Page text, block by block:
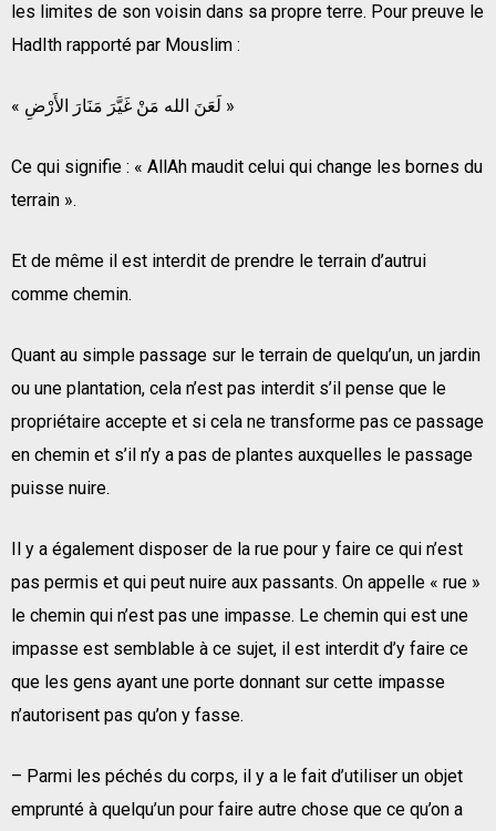
les limites de son voisin dans sa propre terre. Pour preuve le
HadIth rapporté par Mouslim :
« لَعَنَ الله مَنْ غَيَّرَ مَنَارَ الأَرْضِ »
Ce qui signifie : « AllAh maudit celui qui change les bornes du
terrain ».
Et de même il est interdit de prendre le terrain d’autrui
comme chemin.
Quant au simple passage sur le terrain de quelqu’un, un jardin
ou une plantation, cela n’est pas interdit s’il pense que le
propriétaire accepte et si cela ne transforme pas ce passage
en chemin et s’il n’y a pas de plantes auxquelles le passage
puisse nuire.
Il y a également disposer de la rue pour y faire ce qui n’est
pas permis et qui peut nuire aux passants. On appelle « rue »
le chemin qui n’est pas une impasse. Le chemin qui est une
impasse est semblable à ce sujet, il est interdit d’y faire ce
que les gens ayant une porte donnant sur cette impasse
n’autorisent pas qu’on y fasse.
– Parmi les péchés du corps, il y a le fait d’utiliser un objet
emprunté à quelqu’un pour faire autre chose que ce qu’on a